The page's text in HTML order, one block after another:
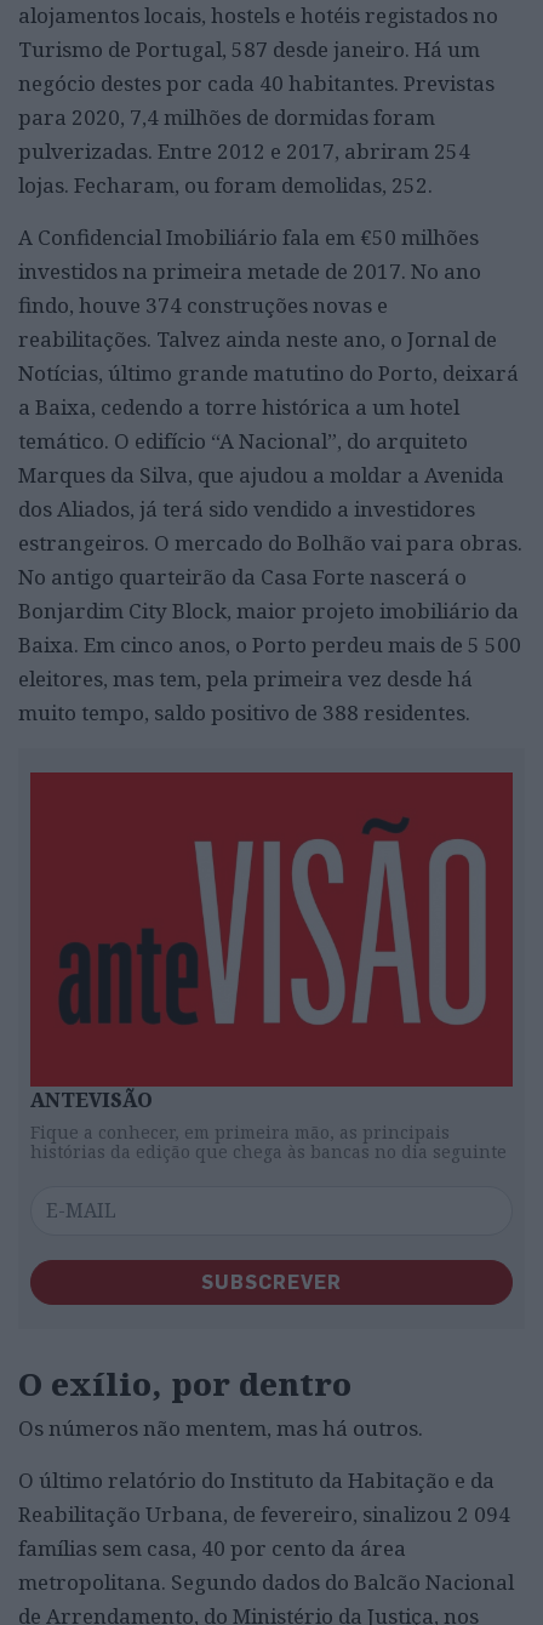
alojamentos locais, hostels e hotéis registados no
Turismo de Portugal, 587 desde janeiro. Há um
negócio destes por cada 40 habitantes. Previstas
para 2020, 7,4 milhões de dormidas foram
pulverizadas. Entre 2012 e 2017, abriram 254
lojas. Fecharam, ou foram demolidas, 252.
A Confidencial Imobiliário fala em €50 milhões
investidos na primeira metade de 2017. No ano
findo, houve 374 construções novas e
reabilitações. Talvez ainda neste ano, o Jornal de
Notícias, último grande matutino do Porto, deixará
a Baixa, cedendo a torre histórica a um hotel
temático. O edifício “A Nacional”, do arquiteto
Marques da Silva, que ajudou a moldar a Avenida
dos Aliados, já terá sido vendido a investidores
estrangeiros. O mercado do Bolhão vai para obras.
No antigo quarteirão da Casa Forte nascerá o
Bonjardim City Block, maior projeto imobiliário da
Baixa. Em cinco anos, o Porto perdeu mais de 5 500
eleitores, mas tem, pela primeira vez desde há
muito tempo, saldo positivo de 388 residentes.
ANTEVISÃO
Fique a conhecer, em primeira mão, as principais
histórias da edição que chega às bancas no dia seguinte
SUBSCREVER
O exílio, por dentro
Os números não mentem, mas há outros.
O último relatório do Instituto da Habitação e da
Reabilitação Urbana, de fevereiro, sinalizou 2 094
famílias sem casa, 40 por cento da área
metropolitana. Segundo dados do Balcão Nacional
de Arrendamento, do Ministério da Justiça, nos